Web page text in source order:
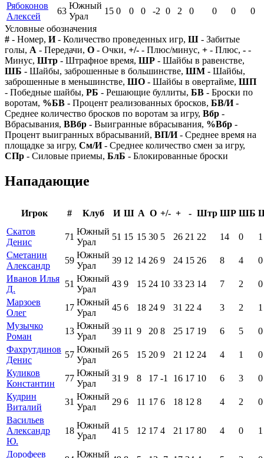
Рябоконов
Алексей
63
Южный
Урал
15 0 0 0 -2 0 2 0 0 0
0
Условные обозначения
# - Номер, И- Количество проведенных игр, Ш - Забитые
голы, А - Передачи, О - Очки, +/- - Плюс/минус, + - Плюс, - -
Минус, Штр - Штрафное время, ШР - Шайбы в равенстве,
ШБ - Шайбы, заброшенные в большинстве, ШМ - Шайбы,
заброшенные в меньшинстве, ШО - Шайбы в овертайме, ШП
- Победные шайбы, РБ - Решающие буллиты, БВ - Броски по
воротам, %БВ - Процент реализованных бросков, БВ/И-
Среднее количество бросков по воротам за игру, Вбр -
Вбрасывания, ВВбр - Выигранные вбрасывания, %Вбр -
Процент выигранных вбрасываний, ВП/И- Среднее время на
площадке за игру, См/И- Среднее количество смен за игру,
СПр - Силовые приемы, БлБ - Блокированные броски
Нападающие
Игрок # Клуб И Ш А О +/- + - Штр ШР ШБ
Скатов
Денис
71
Южный
Урал
51 15 15 30 5 26 21 22 14 0
1
Сметанин
Александр
59
Южный
Урал
39 12 14 26 9 24 15 26 8 4
0
Иванов Илья
Д.
51
Южный
Урал
43 9 15 24 10 33 23 14 7 2
0
Марзоев
Олег
17
Южный
Урал
45 6 18 24 9 31 22 4 3 2
1
Музычко
Роман
13
Южный
Урал
39 11 9 20 8 25 17 19 6 5
0
Фахрутдинов
Денис
57
Южный
Урал
26 5 15 20 9 21 12 24 4 1
0
Куликов
Константин
77
Южный
Урал
31 9 8 17 -1 16 17 10 6 3
0
Кудрин
Виталий
31
Южный
Урал
29 6 11 17 6 18 12 8 4 2
0
Васильев
Александр
Ю.
18
Южный
Урал
41 5 12 17 4 21 17 80 4 0 1
Дорофеев Южный